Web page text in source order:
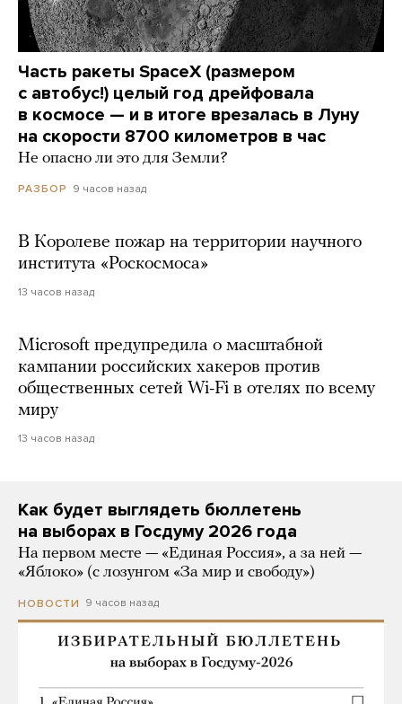
Часть ракеты SpaceX (размером
с автобус!) целый год дрейфовала
в космосе — и в итоге врезалась в Луну
на скорости 8700 километров в час
Не опасно ли это для Земли?
РАЗБОР 9 часов назад
В Королеве пожар на территории научного
института «Роскосмоса»
13 часов назад
Microsoft предупредила о масштабной
кампании российских хакеров против
общественных сетей Wi-Fi в отелях по всему
миру
13 часов назад
Как будет выглядеть бюллетень
на выборах в Госдуму 2026 года
На первом месте — «Единая Россия», а за ней —
«Яблоко» (с лозунгом «За мир и свободу»)
НОВОСТИ 9 часов назад